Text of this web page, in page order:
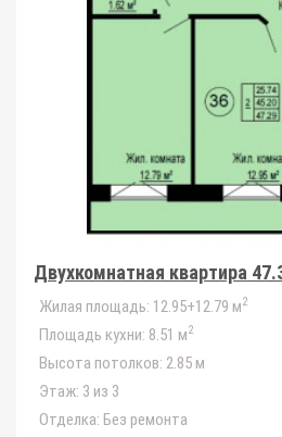
Двухкомнатная квартира
Жилая площадь: 12.95+12.79 м2
Площадь кухни: 8.51 м2
Высота потолков: 2.85 м
Этаж: 3 из 3
Отделка: Без ремонта